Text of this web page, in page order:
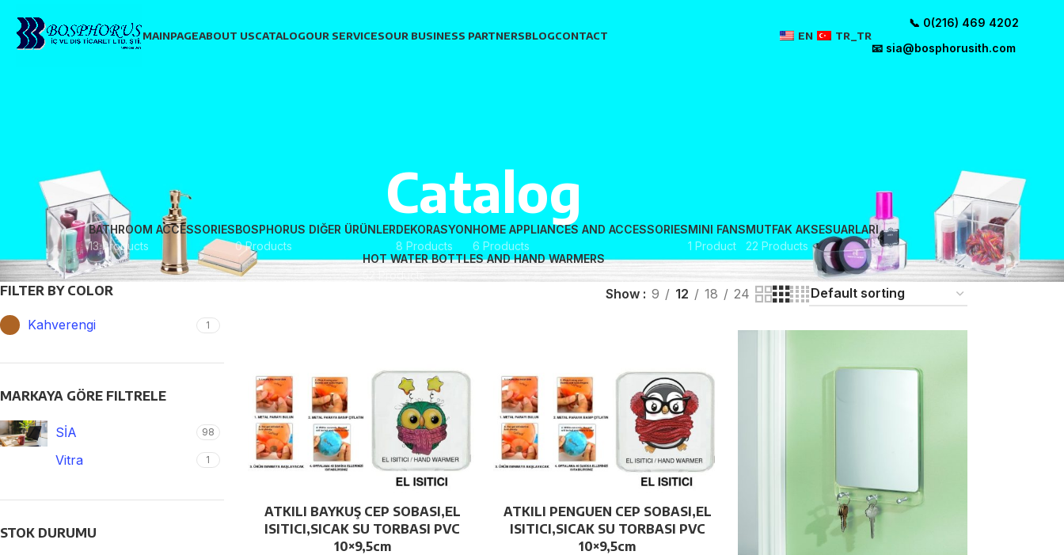
MAINPAGEABOUT USCATALOGOUR SERVICESOUR BUSINESS PARTNERSBLOGCONTACT EN TR_TR
📞 0(216) 469 4202
📧 sia@bosphorusith.com
Catalog
BATHROOM ACCESSORIES
13 Products
BOSPHORUS DIĞER ÜRÜNLER
0 Products
DEKORASYON
8 Products
HOME APPLIANCES AND ACCESSORIES
6 Products
MINI FANS
1 Product
MUTFAK AKSESUARLARI
22 Products
HOT WATER BOTTLES AND HAND WARMERS
FILTER BY COLOR
Kahverengi 1
MARKAYA GÖRE FILTRELE
SİA 98
Vitra 1
STOK DURUMU
Show 9 12 18 24
ATKILI BAYKUŞ CEP SOBASI,EL
ISITICI,SICAK SU TORBASI PVC
10×9,5cm
ATKILI PENGUEN CEP SOBASI,EL
ISITICI,SICAK SU TORBASI PVC
10×9,5cm